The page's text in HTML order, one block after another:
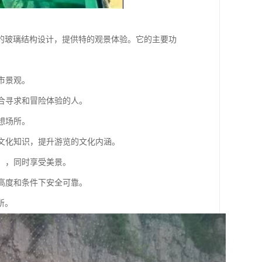
璃结构设计，提供特的观景体验。它的主要功
观。
求和冒险体验的人。
所。
知识，提升游览的文化内涵。
同时享受美景。
和条件下安全可靠。